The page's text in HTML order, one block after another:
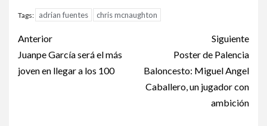
Tags: adrian fuentes chris mcnaughton
Anterior
Juanpe García será el más
joven en llegar a los 100
Siguiente
Poster de Palencia
Baloncesto: Miguel Angel
Caballero, un jugador con
ambición